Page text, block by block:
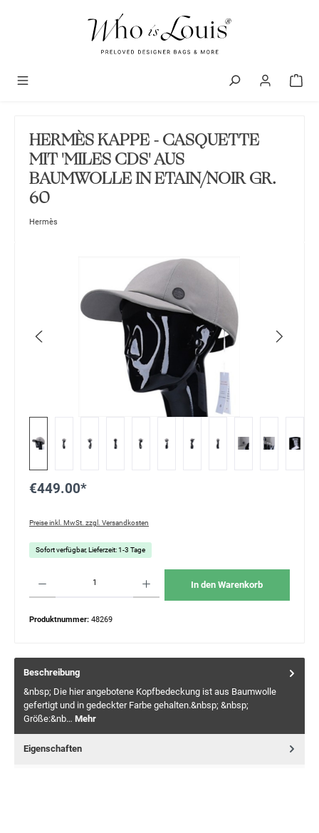
HERMÈS KAPPE - CASQUETTE
MIT 'MILES CDS' AUS
BAUMWOLLE IN ETAIN/NOIR GR.
60
Hermès
€449.00*
Preise inkl. MwSt. zzgl. Versandkosten
Sofort verfügbar, Lieferzeit: 1-3 Tage
In den Warenkorb
Produktnummer: 48269
Beschreibung
&nbsp; Die hier angebotene Kopfbedeckung ist aus Baumwolle
gefertigt und in gedeckter Farbe gehalten.&nbsp; &nbsp;
Größe:&nb… Mehr
Eigenschaften